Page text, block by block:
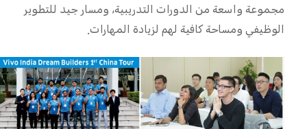
مجموعة واسعة من الدورات التدريبية، ومسار جيد للتطوير
الوظيفي ومساحة كافية لهم لزيادة المهارات.